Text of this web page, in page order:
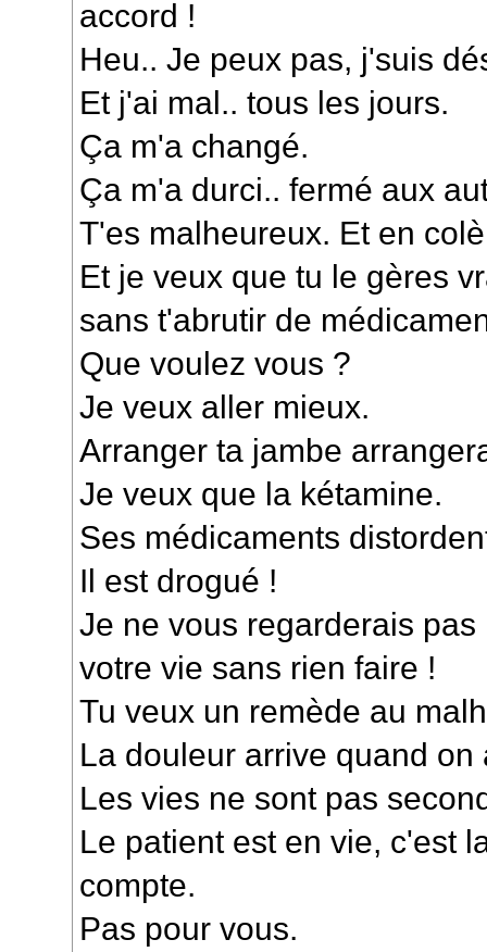
accord !
Heu.. Je peux pas, j'suis
Et j'ai mal.. tous les jours.
Ça m'a changé.
Ça m'a durci.. fermé aux
T'es malheureux. Et en
Et je veux que tu le gères
sans t'abrutir de
Que voulez vous ?
Je veux aller mieux.
Arranger ta jambe
Je veux que la kétamine.
Ses médicaments
Il est drogué !
Je ne vous regarderais pas
votre vie sans rien faire !
Tu veux un remède au
La douleur arrive quand on
Les vies ne sont pas
Le patient est en vie, c'est
compte.
Pas pour vous.